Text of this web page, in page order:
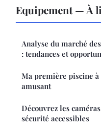
Equipement — À
Analyse du marché
: tendances et
Ma première piscine
amusant
Découvrez les
sécurité accessibles